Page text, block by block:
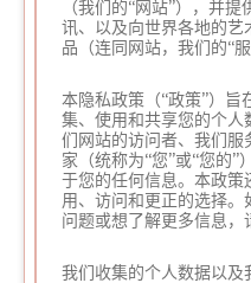
（我们的“网站”），并
讯、以及向世界各地的艺
品（连同网站，我们的“服
本隐私政策（“政策”）旨
集、使用和共享您的个人
们网站的访问者、我们服
家（统称为“您”或“您的”
于您的任何信息。本政策
用、访问和更正的选择。
问题或想了解更多信息，
我们收集的个人数据以及